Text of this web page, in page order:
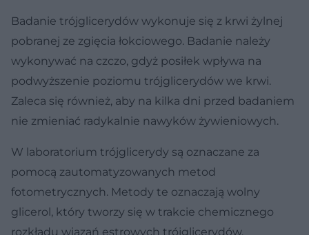
Badanie trójglicerydów wykonuje się z krwi żylnej
pobranej ze zgięcia łokciowego. Badanie należy
wykonywać na czczo, gdyż posiłek wpływa na
podwyższenie poziomu trójglicerydów we krwi.
Zaleca się również, aby na kilka dni przed badaniem
nie zmieniać radykalnie nawyków żywieniowych.
W laboratorium trójglicerydy są oznaczane za
pomocą zautomatyzowanych metod
fotometrycznych. Metody te oznaczają wolny
glicerol, który tworzy się w trakcie chemicznego
rozkładu wiązań estrowych trójglicerydów.